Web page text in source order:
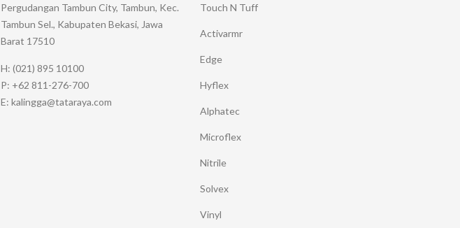
Pergudangan Tambun City, Tambun, Kec.
Tambun Sel., Kabupaten Bekasi, Jawa
Barat 17510
H: (021) 895 10100
P: +62 811-276-700
E: kalingga@tataraya.com
Touch N Tuff
Activarmr
Edge
Hyflex
Alphatec
Microflex
Nitrile
Solvex
Vinyl